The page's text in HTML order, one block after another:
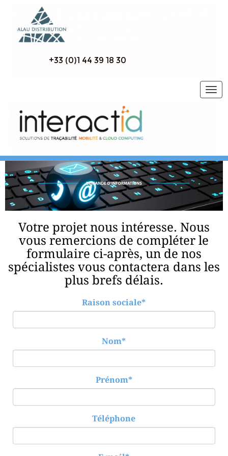
+33 (0)1 44 39 18 30
Votre projet nous intéresse. Nous
vous remercions de compléter le
formulaire ci-après, un de nos
spécialistes vous contactera dans les
plus brefs délais.
Raison sociale*
Nom*
Prénom*
Téléphone